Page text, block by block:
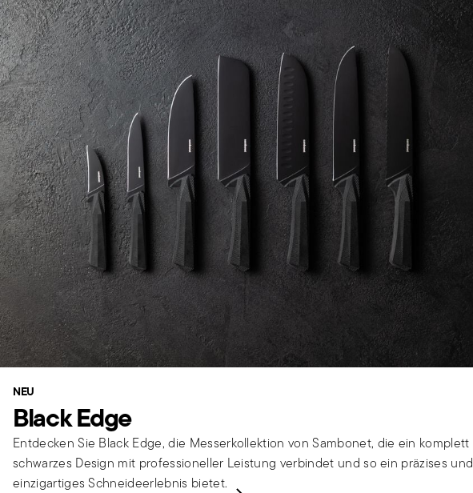
NEU
Black Edge
Entdecken Sie Black Edge, die Messerkollektion von Sambonet, die ein komplett
schwarzes Design mit professioneller Leistung verbindet und so ein präzises und
einzigartiges Schneideerlebnis bietet.